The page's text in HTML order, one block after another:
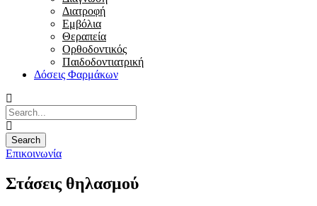
Διατροφή
Εμβόλια
Θεραπεία
Ορθοδοντικός
Παιδοδοντιατρική
Δόσεις Φαρμάκων
Επικοινωνία
Στάσεις θηλασμού